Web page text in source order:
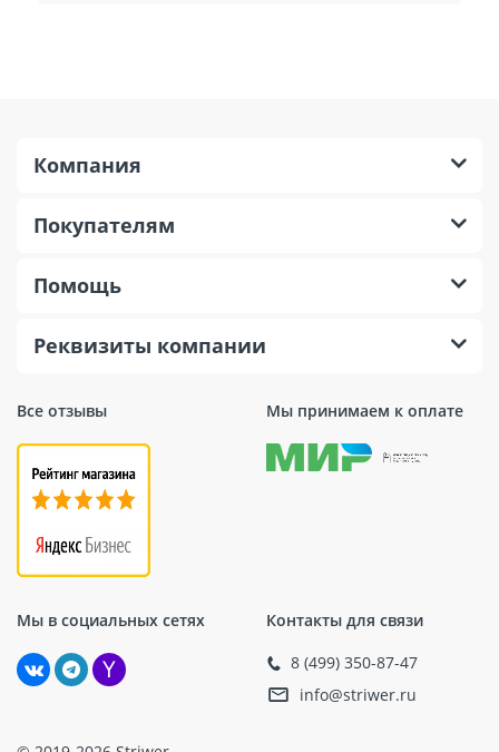
Все отзывы Мы принимаем к оплате
Мы в социальных сетях Контакты для связи
8 (499) 350-87-47
info@striwer.ru
Компания
Покупателям
Помощь
Реквизиты компании